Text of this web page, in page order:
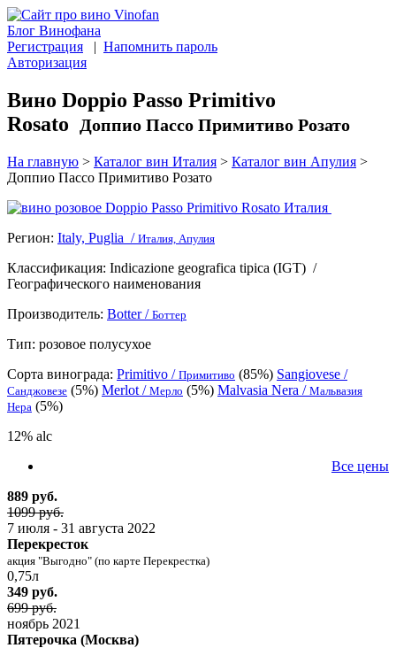
Блог Винофана
Регистрация | Напомнить пароль
Авторизация
Вино Doppio Passo Primitivo
Rosato
Доппио Пассо Примитиво Розато
На главную > Каталог вин Италия > Каталог вин Апулия >
Доппио Пассо Примитиво Розато
Регион: Italy, Puglia / Италия, Апулия
Классификация: Indicazione geografica tipica (IGT) /
Географического наименования
Производитель: Botter / Боттер
Тип: розовое полусухое
Сорта винограда: Primitivo / Примитиво (85%) Sangiovese /
Санджовезе (5%) Merlot / Мерло (5%) Malvasia Nera / Мальвазия
Нера (5%)
12% alc
Все цены
889 руб.
1099 руб.
7 июля - 31 августа 2022
Перекресток
акция "Выгодно" (по карте Перекрестка)
0,75л
349 руб.
699 руб.
ноябрь 2021
Пятерочка (Москва)